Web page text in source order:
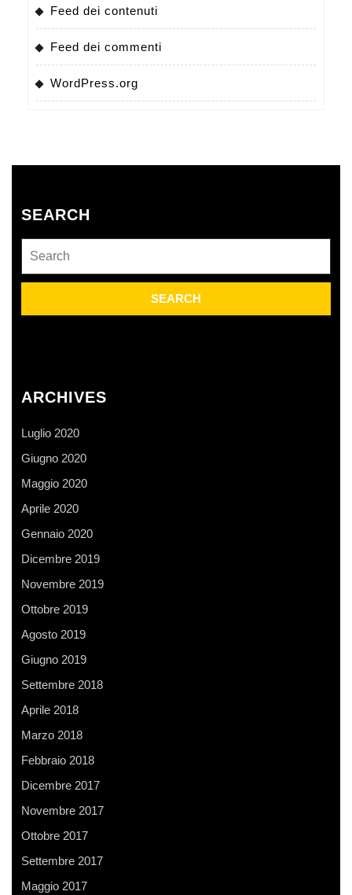
Feed dei contenuti
Feed dei commenti
WordPress.org
SEARCH
for:
ARCHIVES
Luglio 2020
Giugno 2020
Maggio 2020
Aprile 2020
Gennaio 2020
Dicembre 2019
Novembre 2019
Ottobre 2019
Agosto 2019
Giugno 2019
Settembre 2018
Aprile 2018
Marzo 2018
Febbraio 2018
Dicembre 2017
Novembre 2017
Ottobre 2017
Settembre 2017
Maggio 2017